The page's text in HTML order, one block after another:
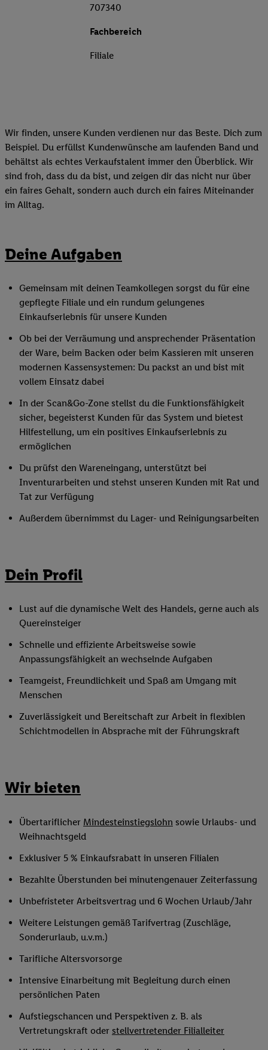
707340
Fachbereich
Filiale
Wir finden, unsere Kunden verdienen nur das Beste. Dich zum
Beispiel. Du erfüllst Kundenwünsche am laufenden Band und
behältst als echtes Verkaufstalent immer den Überblick. Wir
sind froh, dass du da bist, und zeigen dir das nicht nur über
ein faires Gehalt, sondern auch durch ein faires Miteinander
im Alltag.
Deine Aufgaben
Gemeinsam mit deinen Teamkollegen sorgst du für eine
gepflegte Filiale und ein rundum gelungenes
Einkaufserlebnis für unsere Kunden
Ob bei der Verräumung und ansprechender Präsentation
der Ware, beim Backen oder beim Kassieren mit unseren
modernen Kassensystemen: Du packst an und bist mit
vollem Einsatz dabei
In der Scan&Go-Zone stellst du die Funktionsfähigkeit
sicher, begeisterst Kunden für das System und bietest
Hilfestellung, um ein positives Einkaufserlebnis zu
ermöglichen
Du prüfst den Wareneingang, unterstützt bei
Inventurarbeiten und stehst unseren Kunden mit Rat und
Tat zur Verfügung
Außerdem übernimmst du Lager- und Reinigungsarbeiten
Dein Profil
Lust auf die dynamische Welt des Handels, gerne auch als
Quereinsteiger
Schnelle und effiziente Arbeitsweise sowie
Anpassungsfähigkeit an wechselnde Aufgaben
Teamgeist, Freundlichkeit und Spaß am Umgang mit
Menschen
Zuverlässigkeit und Bereitschaft zur Arbeit in flexiblen
Schichtmodellen in Absprache mit der Führungskraft
Wir bieten
Übertariflicher Mindesteinstiegslohn sowie Urlaubs- und
Weihnachtsgeld
Exklusiver 5 % Einkaufsrabatt in unseren Filialen
Bezahlte Überstunden bei minutengenauer Zeiterfassung
Unbefristeter Arbeitsvertrag und 6 Wochen Urlaub/Jahr
Weitere Leistungen gemäß Tarifvertrag (Zuschläge,
Sonderurlaub, u.v.m.)
Tarifliche Altersvorsorge
Intensive Einarbeitung mit Begleitung durch einen
persönlichen Paten
Aufstiegschancen und Perspektiven z. B. als
Vertretungskraft oder stellvertretender Filialleiter